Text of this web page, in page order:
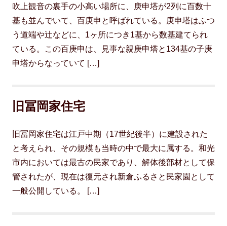
吹上観音の裏手の小高い場所に、庚申塔が2列に百数十
基も並んでいて、百庚申と呼ばれている。庚申塔はふつ
う道端や辻などに、1ヶ所につき1基から数基建てられ
ている。この百庚申は、見事な親庚申塔と134基の子庚
申塔からなっていて […]
旧冨岡家住宅
旧冨岡家住宅は江戸中期（17世紀後半）に建設された
と考えられ、その規模も当時の中で最大に属する。和光
市内においては最古の民家であり、解体後部材として保
管されたが、現在は復元され新倉ふるさと民家園として
一般公開している。 […]